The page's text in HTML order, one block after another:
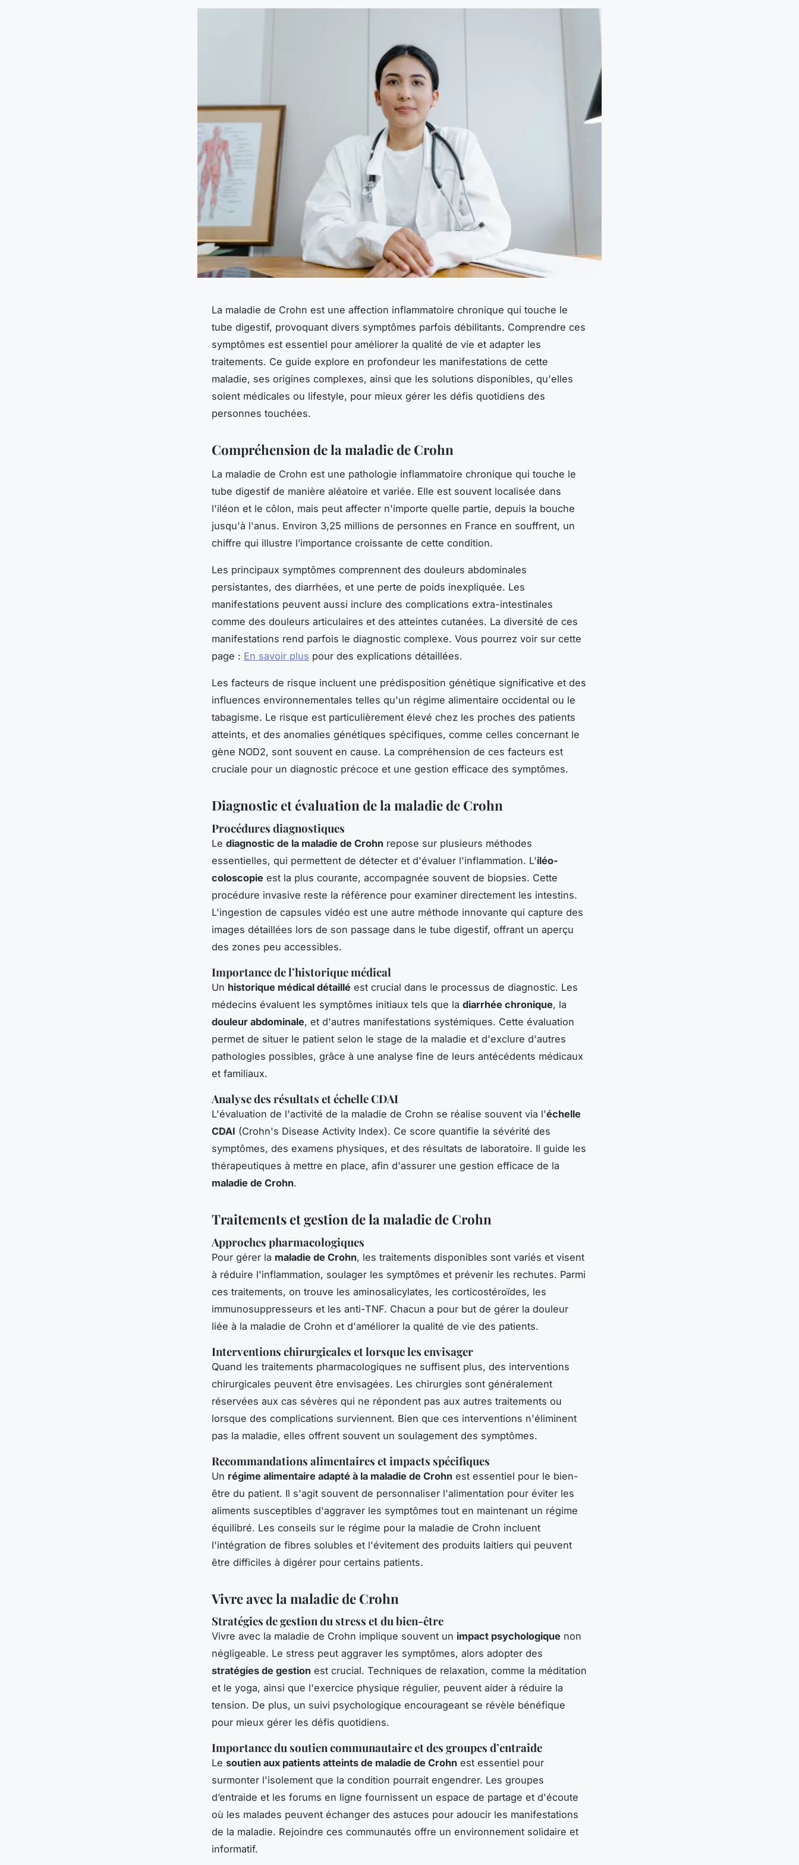
La maladie de Crohn est une affection inflammatoire chronique qui touche le
tube digestif, provoquant divers symptômes parfois débilitants. Comprendre ces
symptômes est essentiel pour améliorer la qualité de vie et adapter les
traitements. Ce guide explore en profondeur les manifestations de cette
maladie, ses origines complexes, ainsi que les solutions disponibles, qu'elles
soient médicales ou lifestyle, pour mieux gérer les défis quotidiens des
personnes touchées.
Compréhension de la maladie de Crohn
La maladie de Crohn est une pathologie inflammatoire chronique qui touche le
tube digestif de manière aléatoire et variée. Elle est souvent localisée dans
l'iléon et le côlon, mais peut affecter n'importe quelle partie, depuis la bouche
jusqu'à l'anus. Environ 3,25 millions de personnes en France en souffrent, un
chiffre qui illustre l’importance croissante de cette condition.
Les principaux symptômes comprennent des douleurs abdominales
persistantes, des diarrhées, et une perte de poids inexpliquée. Les
manifestations peuvent aussi inclure des complications extra-intestinales
comme des douleurs articulaires et des atteintes cutanées. La diversité de ces
manifestations rend parfois le diagnostic complexe. Vous pourrez voir sur cette
page : En savoir plus pour des explications détaillées.
Les facteurs de risque incluent une prédisposition génétique significative et des
influences environnementales telles qu'un régime alimentaire occidental ou le
tabagisme. Le risque est particulièrement élevé chez les proches des patients
atteints, et des anomalies génétiques spécifiques, comme celles concernant le
gène NOD2, sont souvent en cause. La compréhension de ces facteurs est
cruciale pour un diagnostic précoce et une gestion efficace des symptômes.
Diagnostic et évaluation de la maladie de Crohn
Procédures diagnostiques
Le diagnostic de la maladie de Crohn repose sur plusieurs méthodes
essentielles, qui permettent de détecter et d'évaluer l'inflammation. L'iléo-
coloscopie est la plus courante, accompagnée souvent de biopsies. Cette
procédure invasive reste la référence pour examiner directement les intestins.
L'ingestion de capsules vidéo est une autre méthode innovante qui capture des
images détaillées lors de son passage dans le tube digestif, offrant un aperçu
des zones peu accessibles.
Importance de l’historique médical
Un historique médical détaillé est crucial dans le processus de diagnostic. Les
médecins évaluent les symptômes initiaux tels que la diarrhée chronique, la
douleur abdominale, et d'autres manifestations systémiques. Cette évaluation
permet de situer le patient selon le stage de la maladie et d'exclure d'autres
pathologies possibles, grâce à une analyse fine de leurs antécédents médicaux
et familiaux.
Analyse des résultats et échelle CDAI
L'évaluation de l'activité de la maladie de Crohn se réalise souvent via l'échelle
CDAI (Crohn's Disease Activity Index). Ce score quantifie la sévérité des
symptômes, des examens physiques, et des résultats de laboratoire. Il guide les
thérapeutiques à mettre en place, afin d'assurer une gestion efficace de la
maladie de Crohn.
Traitements et gestion de la maladie de Crohn
Approches pharmacologiques
Pour gérer la maladie de Crohn, les traitements disponibles sont variés et visent
à réduire l'inflammation, soulager les symptômes et prévenir les rechutes. Parmi
ces traitements, on trouve les aminosalicylates, les corticostéroïdes, les
immunosuppresseurs et les anti-TNF. Chacun a pour but de gérer la douleur
liée à la maladie de Crohn et d'améliorer la qualité de vie des patients.
Interventions chirurgicales et lorsque les envisager
Quand les traitements pharmacologiques ne suffisent plus, des interventions
chirurgicales peuvent être envisagées. Les chirurgies sont généralement
réservées aux cas sévères qui ne répondent pas aux autres traitements ou
lorsque des complications surviennent. Bien que ces interventions n'éliminent
pas la maladie, elles offrent souvent un soulagement des symptômes.
Recommandations alimentaires et impacts spécifiques
Un régime alimentaire adapté à la maladie de Crohn est essentiel pour le bien-
être du patient. Il s'agit souvent de personnaliser l'alimentation pour éviter les
aliments susceptibles d'aggraver les symptômes tout en maintenant un régime
équilibré. Les conseils sur le régime pour la maladie de Crohn incluent
l'intégration de fibres solubles et l'évitement des produits laitiers qui peuvent
être difficiles à digérer pour certains patients.
Vivre avec la maladie de Crohn
Stratégies de gestion du stress et du bien-être
Vivre avec la maladie de Crohn implique souvent un impact psychologique non
négligeable. Le stress peut aggraver les symptômes, alors adopter des
stratégies de gestion est crucial. Techniques de relaxation, comme la méditation
et le yoga, ainsi que l'exercice physique régulier, peuvent aider à réduire la
tension. De plus, un suivi psychologique encourageant se révèle bénéfique
pour mieux gérer les défis quotidiens.
Importance du soutien communautaire et des groupes d’entraide
Le soutien aux patients atteints de maladie de Crohn est essentiel pour
surmonter l'isolement que la condition pourrait engendrer. Les groupes
d’entraide et les forums en ligne fournissent un espace de partage et d'écoute
où les malades peuvent échanger des astuces pour adoucir les manifestations
de la maladie. Rejoindre ces communautés offre un environnement solidaire et
informatif.